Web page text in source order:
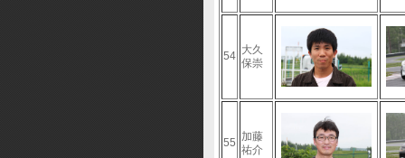
54 大久
保崇
55 加藤
祐介